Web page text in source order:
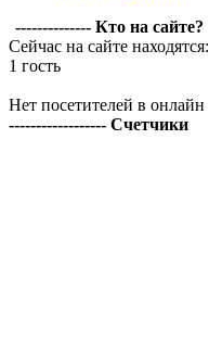
-------------- Кто на сайте?
Сейчас на сайте находятся:
1 гость
Нет посетителей в онлайн
------------------ Счетчики